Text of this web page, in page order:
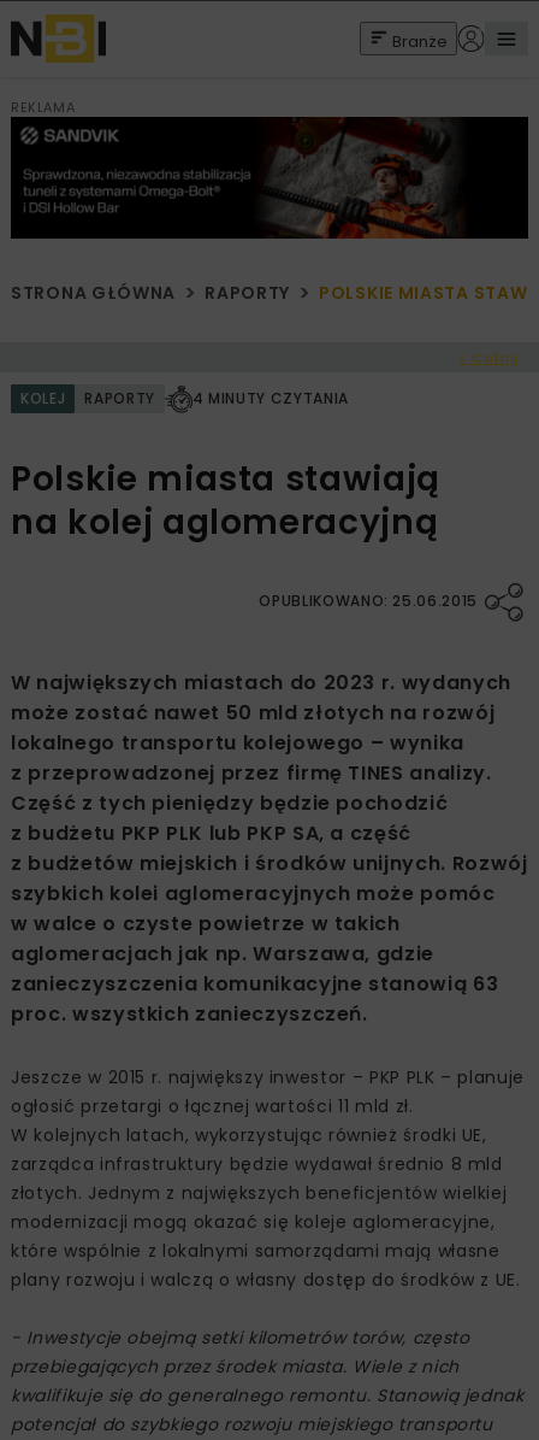
Branże
REKLAMA
STRONA GŁÓWNA RAPORTY POLSKIE MIASTA
< Cofnij
KOLEJ RAPORTY 4 MINUTY CZYTANIA
Polskie miasta stawiają
na kolej aglomeracyjną
OPUBLIKOWANO: 25.06.2015
W największych miastach do 2023 r. wydanych
może zostać nawet 50 mld złotych na rozwój
lokalnego transportu kolejowego – wynika
z przeprowadzonej przez firmę TINES analizy.
Część z tych pieniędzy będzie pochodzić
z budżetu PKP PLK lub PKP SA, a część
z budżetów miejskich i środków unijnych. Rozwój
szybkich kolei aglomeracyjnych może pomóc
w walce o czyste powietrze w takich
aglomeracjach jak np. Warszawa, gdzie
zanieczyszczenia komunikacyjne stanowią 63
proc. wszystkich zanieczyszczeń.
Jeszcze w 2015 r. największy inwestor – PKP PLK – planuje
ogłosić przetargi o łącznej wartości 11 mld zł.
W kolejnych latach, wykorzystując również środki UE,
zarządca infrastruktury będzie wydawał średnio 8 mld
złotych. Jednym z największych beneficjentów wielkiej
modernizacji mogą okazać się koleje aglomeracyjne,
które wspólnie z lokalnymi samorządami mają własne
plany rozwoju i walczą o własny dostęp do środków z UE.
- Inwestycje obejmą setki kilometrów torów, często
przebiegających przez środek miasta. Wiele z nich
kwalifikuje się do generalnego remontu. Stanowią jednak
potencjał do szybkiego rozwoju miejskiego transportu